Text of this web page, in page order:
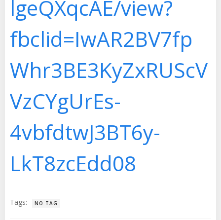
lgeQXqcAE/view?
fbclid=IwAR2BV7fp
Whr3BE3KyZxRUScV
VzCYgUrEs-
4vbfdtwJ3BT6y-
LkT8zcEdd08
Tags: NO TAG